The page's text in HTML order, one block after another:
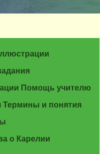
Помощь учителю
Термины и понятия
о Карелии